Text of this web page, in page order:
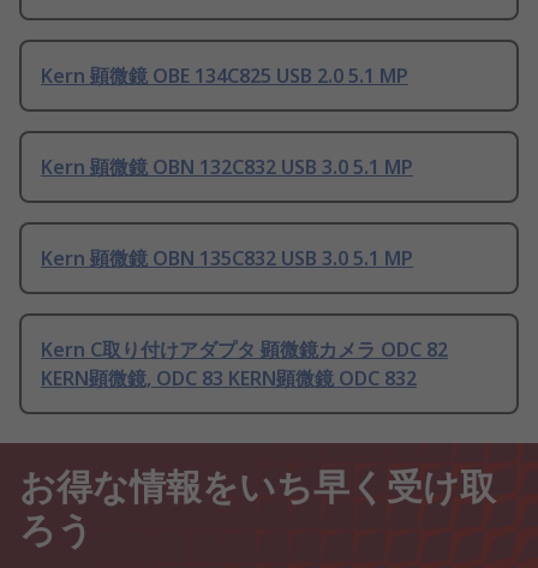
Kern 顕微鏡 OBE 134C825 USB 2.0 5.1 MP
Kern 顕微鏡 OBN 132C832 USB 3.0 5.1 MP
Kern 顕微鏡 OBN 135C832 USB 3.0 5.1 MP
Kern C取り付けアダプタ 顕微鏡カメラ ODC 82
KERN顕微鏡, ODC 83 KERN顕微鏡 ODC 832
お得な情報をいち早く受け取
ろう